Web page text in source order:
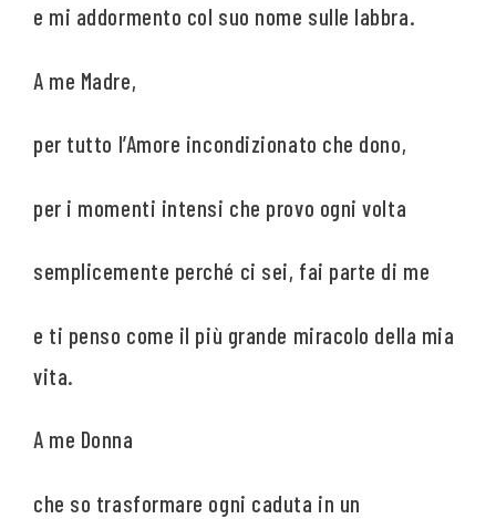
e mi addormento col suo nome sulle labbra.
A me Madre,
per tutto l’Amore incondizionato che dono,
per i momenti intensi che provo ogni volta
semplicemente perché ci sei, fai parte di me
e ti penso come il più grande miracolo della mia
vita.
A me Donna
che so trasformare ogni caduta in un